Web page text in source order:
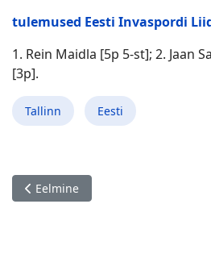
tulemused Eesti Invaspordi
1. Rein Maidla [5p 5-st]; 2. Jaan
[3p].
Tallinn Eesti
Eelmine artikkel: XXI Pühajärve
Eelmine